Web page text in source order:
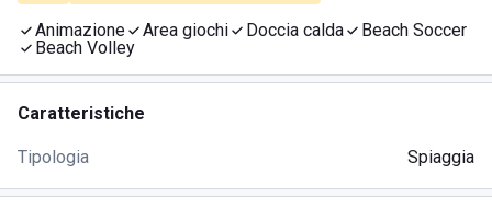
Animazione Area giochi Doccia calda
Beach Soccer
Beach Volley
Caratteristiche
Tipologia Spiaggia